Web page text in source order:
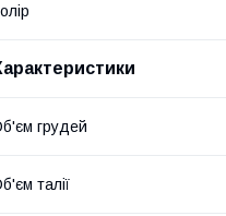
грудей
талії